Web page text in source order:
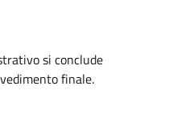
si conclude
finale.